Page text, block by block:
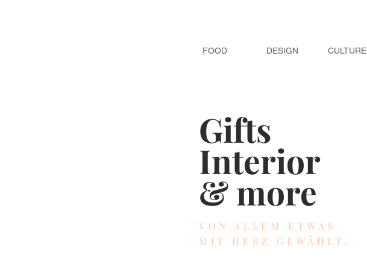
FOOD DESIGN CULTURE
Gifts
Interior
& more
VON ALLEM ETWAS.
MIT HERZ GEWÄHLT.